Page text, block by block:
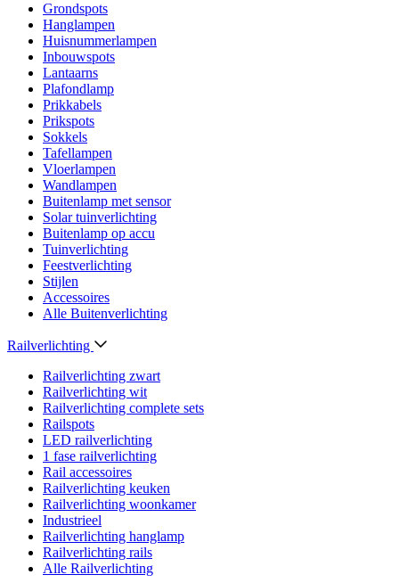
Grondspots
Hanglampen
Huisnummerlampen
Inbouwspots
Lantaarns
Plafondlamp
Prikkabels
Prikspots
Sokkels
Tafellampen
Vloerlampen
Wandlampen
Buitenlamp met sensor
Solar tuinverlichting
Buitenlamp op accu
Tuinverlichting
Feestverlichting
Stijlen
Accessoires
Alle Buitenverlichting
Railverlichting
Railverlichting zwart
Railverlichting wit
Railverlichting complete sets
Railspots
LED railverlichting
1 fase railverlichting
Rail accessoires
Railverlichting keuken
Railverlichting woonkamer
Industrieel
Railverlichting hanglamp
Railverlichting rails
Alle Railverlichting